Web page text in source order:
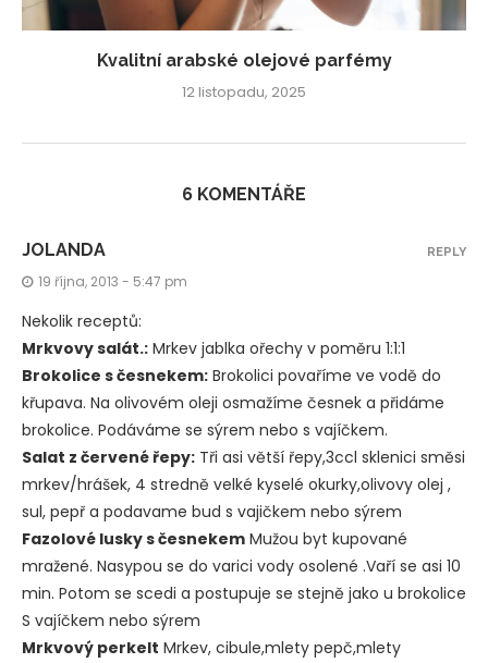
Kvalitní arabské olejové parfémy
12 listopadu, 2025
6 KOMENTÁŘE
JOLANDA
19 října, 2013 - 5:47 pm
Nekolik receptů:
Mrkvovy salát.: Mrkev jablka ořechy v poměru 1:1:1
Brokolice s česnekem: Brokolici povaříme ve vodě do
křupava. Na olivovém oleji osmažíme česnek a přidáme
brokolice. Podáváme se sýrem nebo s vajíčkem.
Salat z červené řepy: Tři asi větší řepy,3ccl sklenici směsi
mrkev/hrášek, 4 stredně velké kyselé okurky,olivovy olej ,
sul, pepř a podavame bud s vajičkem nebo sýrem
Fazolové lusky s česnekem Mužou byt kupované
mražené. Nasypou se do varici vody osolené .Vaří se asi 10
min. Potom se scedi a postupuje se stejně jako u brokolice
S vajíčkem nebo sýrem
Mrkvový perkelt Mrkev, cibule,mlety pepč,mlety
REPLY